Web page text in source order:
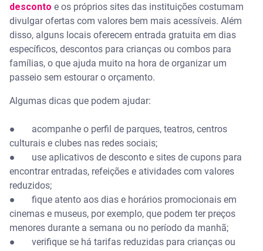
desconto e os próprios sites das instituições costumam
divulgar ofertas com valores bem mais acessíveis. Além
disso, alguns locais oferecem entrada gratuita em dias
específicos, descontos para crianças ou combos para
famílias, o que ajuda muito na hora de organizar um
passeio sem estourar o orçamento.
Algumas dicas que podem ajudar:
● acompanhe o perfil de parques, teatros, centros
culturais e clubes nas redes sociais;
● use aplicativos de desconto e sites de cupons para
encontrar entradas, refeições e atividades com valores
reduzidos;
● fique atento aos dias e horários promocionais em
cinemas e museus, por exemplo, que podem ter preços
menores durante a semana ou no período da manhã;
● verifique se há tarifas reduzidas para crianças ou